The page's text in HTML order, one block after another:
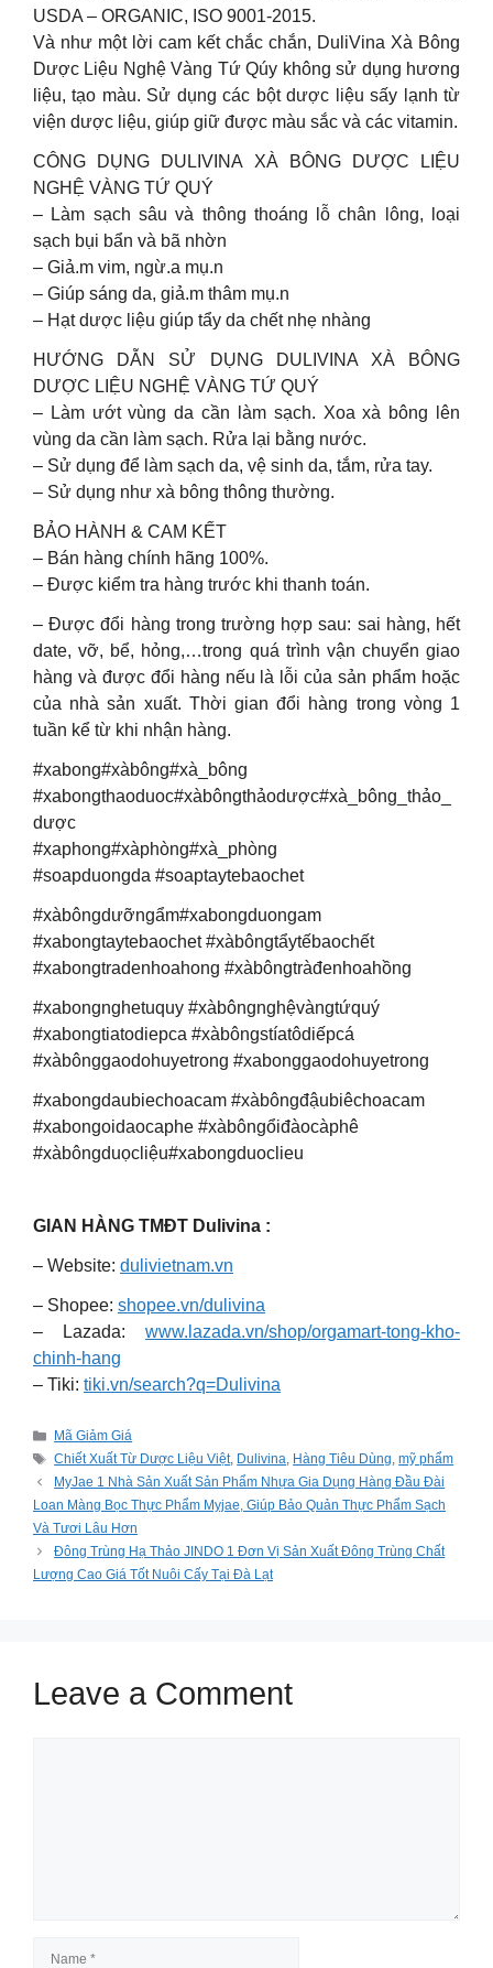
USDA – ORGANIC, ISO 9001-2015.
Và như một lời cam kết chắc chắn, DuliVina Xà Bông
Dược Liệu Nghệ Vàng Tứ Qúy không sử dụng hương
liệu, tạo màu. Sử dụng các bột dược liệu sấy lạnh từ
viện dược liệu, giúp giữ được màu sắc và các vitamin.
CÔNG DỤNG DULIVINA XÀ BÔNG DƯỢC LIỆU
NGHỆ VÀNG TỨ QUÝ
– Làm sạch sâu và thông thoáng lỗ chân lông, loại
sạch bụi bẩn và bã nhờn
– Giả.m vim, ngừ.a mụ.n
– Giúp sáng da, giả.m thâm mụ.n
– Hạt dược liệu giúp tẩy da chết nhẹ nhàng
HƯỚNG DẪN SỬ DỤNG DULIVINA XÀ BÔNG
DƯỢC LIỆU NGHỆ VÀNG TỨ QUÝ
– Làm ướt vùng da cần làm sạch. Xoa xà bông lên
vùng da cần làm sạch. Rửa lại bằng nước.
– Sử dụng để làm sạch da, vệ sinh da, tắm, rửa tay.
– Sử dụng như xà bông thông thường.
BẢO HÀNH & CAM KẾT
– Bán hàng chính hãng 100%.
– Được kiểm tra hàng trước khi thanh toán.
– Được đổi hàng trong trường hợp sau: sai hàng, hết
date, vỡ, bể, hỏng,…trong quá trình vận chuyển giao
hàng và được đổi hàng nếu là lỗi của sản phẩm hoặc
của nhà sản xuất. Thời gian đổi hàng trong vòng 1
tuần kể từ khi nhận hàng.
#xabong#xàbông#xà_bông
#xabongthaoduoc#xàbôngthảodược#xà_bông_thảo_
dược
#xaphong#xàphòng#xà_phòng
#soapduongda #soaptaytebaochet
#xàbôngdưỡngẩm#xabongduongam
#xabongtaytebaochet #xàbôngtẩytếbaochết
#xabongtradenhoahong #xàbôngtràđenhoahồng
#xabongnghetuquy #xàbôngnghệvàngtứquý
#xabongtiatodiepca #xàbôngstíatôdiếpcá
#xàbônggaodohuyetrong #xabonggaodohuyetrong
#xabongdaubiechoacam #xàbôngđậubiêchoacam
#xabongoidaocaphe #xàbôngổiđàocàphê
#xàbôngduọcliệu#xabongduoclieu
GIAN HÀNG TMĐT Dulivina :
– Website: dulivietnam.vn
– Shopee: shopee.vn/dulivina
– Lazada: www.lazada.vn/shop/orgamart-tong-kho-
chinh-hang
– Tiki: tiki.vn/search?q=Dulivina
Categories
Mã Giảm Giá
Tags
Chiết Xuất Từ Dược Liệu Việt, Dulivina, Hàng Tiêu Dùng,mỹ phẩm
MyJae 1 Nhà Sản Xuất Sản Phẩm Nhựa Gia Dụng Hàng Đầu Đài
Loan Màng Bọc Thực Phẩm Myjae, Giúp Bảo Quản Thực Phẩm Sạch
Và Tươi Lâu Hơn
Đông Trùng Hạ Thảo JINDO 1 Đơn Vị Sản Xuất Đông Trùng Chất
Lượng Cao Giá Tốt Nuôi Cấy Tại Đà Lạt
Leave a Comment